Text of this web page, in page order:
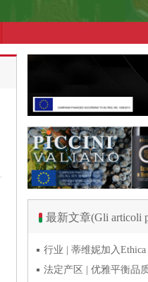
最新文章(Gli articoli